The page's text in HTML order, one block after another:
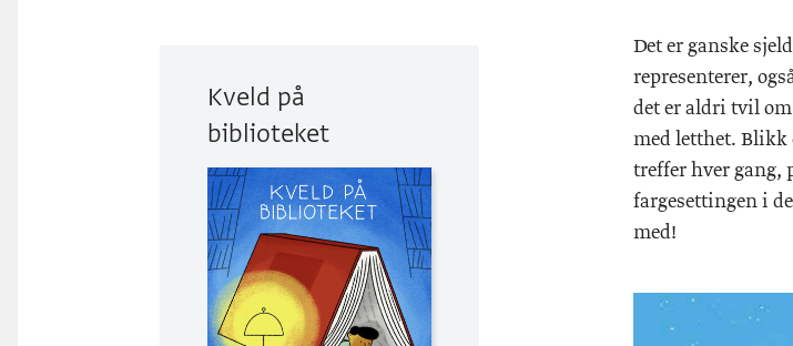
Kveld på
biblioteket
Det er ganske
representerer,
det er aldri tvil
med letthet. Blikk
treffer hver gang,
fargesettingen i
med!